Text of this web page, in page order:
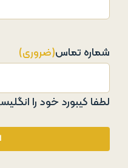
شماره تماس(ضروری)
لطفا کیبورد خود را